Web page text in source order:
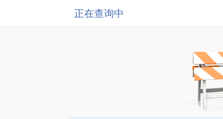
正在查询中